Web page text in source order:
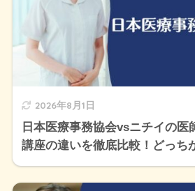
2026年8月1日
日本医療事務協会vsニチイの医
講座の違いを徹底比較！どっち